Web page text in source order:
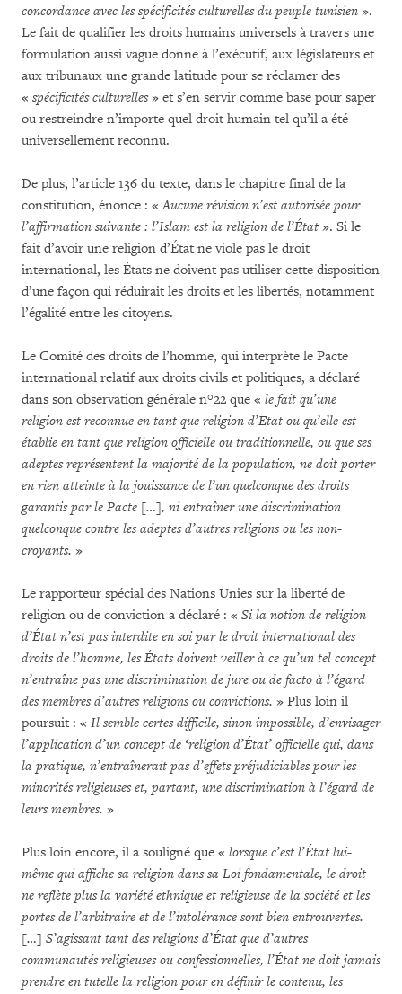
concordance avec les spécificités culturelles du peuple tunisien ».
Le fait de qualifier les droits humains universels à travers une
formulation aussi vague donne à l’exécutif, aux législateurs et
aux tribunaux une grande latitude pour se réclamer des
« spécificités culturelles» et s’en servir comme base pour saper
ou restreindre n’importe quel droit humain tel qu’il a été
universellement reconnu.
De plus, l’article 136 du texte, dans le chapitre final de la
constitution, énonce : «Aucune révision n’est autorisée pour
l’affirmation suivante : l’Islam est la religion de l’État ». Si le
fait d’avoir une religion d’État ne viole pas le droit
international, les États ne doivent pas utiliser cette disposition
d’une façon qui réduirait les droits et les libertés, notamment
l’égalité entre les citoyens.
Le Comité des droits de l’homme, qui interprète le Pacte
international relatif aux droits civils et politiques, a déclaré
dans son observation générale n°22 que « le fait qu’une
religion est reconnue en tant que religion d’Etat ou qu’elle est
établie en tant que religion officielle ou traditionnelle, ou que ses
adeptes représentent la majorité de la population, ne doit porter
en rien atteinte à la jouissance de l’un quelconque des droits
garantis par le Pacte […], ni entraîner une discrimination
quelconque contre les adeptes d’autres religions ou les non-
croyants. »
Le rapporteur spécial des Nations Unies sur la liberté de
religion ou de conviction a déclaré : « Si la notion de religion
d’État n’est pas interdite en soi par le droit international des
droits de l’homme, les États doivent veiller à ce qu’un tel concept
n’entraîne pas une discrimination de jure ou de facto à l’égard
des membres d’autres religions ou convictions. » Plus loin il
poursuit : « Il semble certes difficile, sinon impossible, d’envisager
l’application d’un concept de ‘religion d’État’ officielle qui, dans
la pratique, n’entraînerait pas d’effets préjudiciables pour les
minorités religieuses et, partant, une discrimination à l’égard de
leurs membres. »
Plus loin encore, il a souligné que « lorsque c’est l’État lui-
même qui affiche sa religion dans sa Loi fondamentale, le droit
ne reflète plus la variété ethnique et religieuse de la société et les
portes de l’arbitraire et de l’intolérance sont bien entrouvertes.
[…] S’agissant tant des religions d’État que d’autres
communautés religieuses ou confessionnelles, l’État ne doit jamais
prendre en tutelle la religion pour en définir le contenu, les